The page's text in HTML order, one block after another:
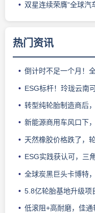
双星连续荣膺“全球汽
热门资讯
倒计时不足一个月！
ESG标杆！玲珑云南
转型纯轮胎制造商后
新能源商用车风口下
天然橡胶价格跌了，
ESG实践获认可，三
全球炭黑巨头卡博特
5.8亿轮胎基地升级项
低滚阻+高耐磨，佳